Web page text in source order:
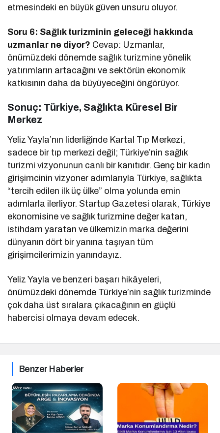
etmesindeki en büyük güven unsuru oluyor.
Soru 6: Sağlık turizminin geleceği hakkında
uzmanlar ne diyor? Cevap: Uzmanlar,
önümüzdeki dönemde sağlık turizmine yönelik
yatırımların artacağını ve sektörün ekonomik
katkısının daha da büyüyeceğini öngörüyor.
Sonuç: Türkiye, Sağlıkta Küresel Bir
Merkez
Yeliz Yayla’nın liderliğinde Kartal Tıp Merkezi,
sadece bir tıp merkezi değil; Türkiye’nin sağlık
turizmi vizyonunun canlı bir kanıtıdır. Genç bir kadın
girişimcinin vizyoner adımlarıyla Türkiye, sağlıkta
“tercih edilen ilk üç ülke” olma yolunda emin
adımlarla ilerliyor. Startup Gazetesi olarak, Türkiye
ekonomisine ve sağlık turizmine değer katan,
istihdam yaratan ve ülkemizin marka değerini
dünyanın dört bir yanına taşıyan tüm
girişimcilerimizin yanındayız.
Yeliz Yayla ve benzeri başarı hikâyeleri,
önümüzdeki dönemde Türkiye’nin sağlık turizminde
çok daha üst sıralara çıkacağının en güçlü
habercisi olmaya devam edecek.
Benzer Haberler